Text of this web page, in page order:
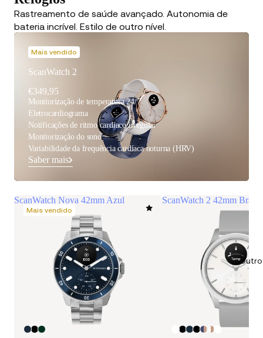
Rastreamento de saúde avançado. Autonomia de
bateria incrível. Estilo de outro nível.
Mais vendido
ScanWatch 2
€349,95
Monitorização de temperatura 24/7
Eletrocardiograma
Notificações de ritmo cardíaco irregular
Monitorização do sono
Variabilidade da frequência cardíaca noturna (HRV)
Saber mais
ScanWatch Nova 42mm Azul
Mais vendido
ScanWatch 2 42mm